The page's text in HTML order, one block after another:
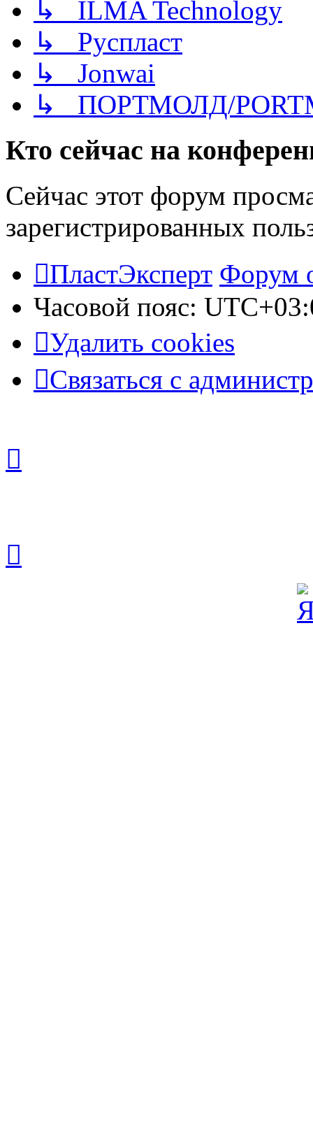
↳ ILMA Technology
↳ Руспласт
↳ Jonwai
↳ ПОРТМОЛД/
Кто сейчас на
Сейчас этот форум
зарегистрированных
ПластЭксперт Форум
Часовой пояс:
Удалить cookies
Связаться с